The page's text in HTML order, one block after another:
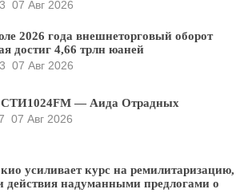
07 Авг 2026
2026 года внешнеторговый оборот
достиг 4,66 трлн юаней
07 Авг 2026
— Аида Отрадных
07 Авг 2026
усиливает курс на ремилитаризацию,
действия надуманными предлогами о